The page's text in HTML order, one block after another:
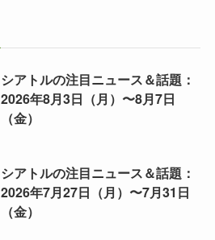
シアトルの注目ニュース＆話題：
2026年8月3日（月）〜8月7日
（金）
シアトルの注目ニュース＆話題：
2026年7月27日（月）〜7月31日
（金）